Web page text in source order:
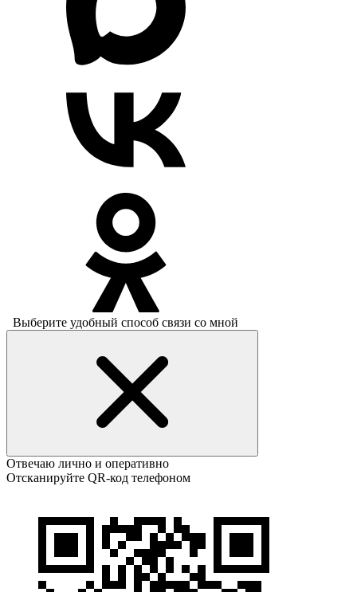
Выберите удобный способ связи со мной
Отвечаю лично и оперативно
Отсканируйте QR-код телефоном